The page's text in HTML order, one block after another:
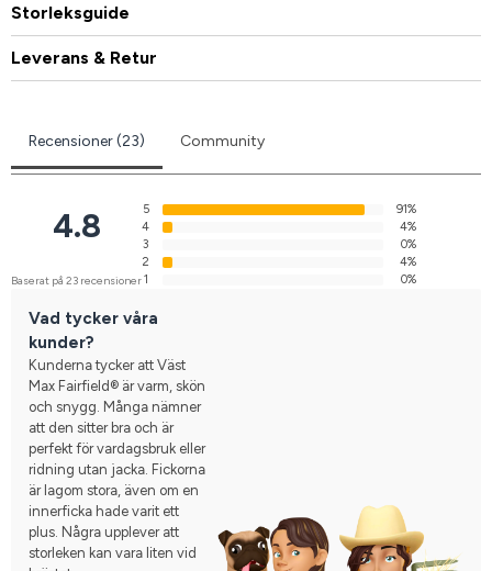
Storleksguide
Leverans & Retur
Recensioner (23) Community
4.8
Baserat på 23 recensioner
5
91%
4
4%
3
0%
2
4%
1
0%
Vad tycker våra
kunder?
Kunderna tycker att Väst
Max Fairfield® är varm, skön
och snygg. Många nämner
att den sitter bra och är
perfekt för vardagsbruk eller
ridning utan jacka. Fickorna
är lagom stora, även om en
innerficka hade varit ett
plus. Några upplever att
storleken kan vara liten vid